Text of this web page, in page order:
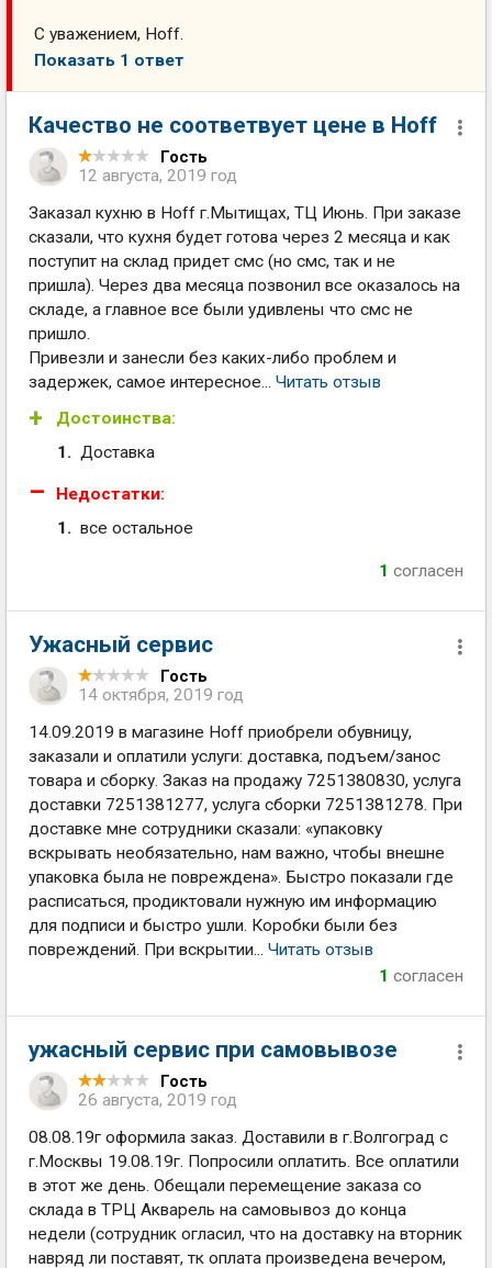
С уважением, Hoff.
Показать 1 ответ
Качество не соответвует цене в Hoff
Гость
12 августа, 2019 год
Заказал кухню в Hoff г.Мытищах, ТЦ Июнь. При заказе
сказали, что кухня будет готова через 2 месяца и как
поступит на склад придет смс (но смс, так и не
пришла). Через два месяца позвонил все оказалось на
складе, а главное все были удивлены что смс не
пришло.
Привезли и занесли без каких-либо проблем и
задержек, самое интересное... Читать отзыв
Достоинства:
Доставка
Недостатки:
все остальное
1 согласен
Ужасный сервис
Гость
14 октября, 2019 год
14.09.2019 в магазине Hoff приобрели обувницу,
заказали и оплатили услуги: доставка, подъем/занос
товара и сборку. Заказ на продажу 7251380830, услуга
доставки 7251381277, услуга сборки 7251381278. При
доставке мне сотрудники сказали: «упаковку
вскрывать необязательно, нам важно, чтобы внешне
упаковка была не повреждена». Быстро показали где
расписаться, продиктовали нужную им информацию
для подписи и быстро ушли. Коробки были без
повреждений. При вскрытии... Читать отзыв
1 согласен
ужасный сервис при самовывозе
Гость
26 августа, 2019 год
08.08.19г оформила заказ. Доставили в г.Волгоград с
г.Москвы 19.08.19г. Попросили оплатить. Все оплатили
в этот же день. Обещали перемещение заказа со
склада в ТРЦ Акварель на самовывоз до конца
недели (сотрудник огласил, что на доставку на вторник
навряд ли поставят, тк оплата произведена вечером,